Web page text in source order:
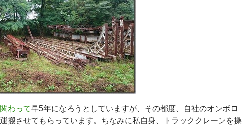
わって早5年になろうとしていますが、その都度、自社のオンボロ
搬させてもらっています。ちなみに私自身、トラッククレーンを操